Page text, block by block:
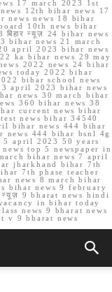
17 march 2023 1st
12th bihar news 17
news news 18 bihar
10th news bihar
न्यूज़ 24 bihar news
bihar news 21 march
april 2023 bihar news
ka bihar news 29 may
2022 news 24 bihar
today 2022 bihar
bihar school news
april 2023 bihar news
news 30 march bihar
360 bihar news 38
current news bihar
news bihar 34540
bihar news 444 bihar
news 444 bihar bsnl 4g
5 april 2023 50 years
top 5 newspaper in
bihar news 7 april
jharkhand bihar 7th
7th phase teacher
news 8 march bihar
bihar news 9 february
न्यूज़ 9 bharat news hindi
in bihar today
news 9 bharat news
v 9 bharat news